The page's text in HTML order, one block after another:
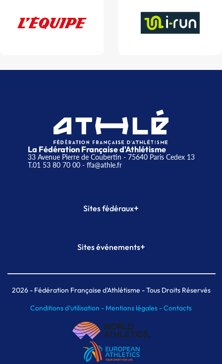
La Fédération Française d'Athlétisme
33 Avenue Pierre de Coubertin - 75640 Paris Cedex 13
T.01 53 80 70 00- ffa@athle.fr
Sites fédéraux+
Plateforme Formation
Sites événements+
Meeting de Paris indoor
MAIF Ekiden de Paris
2026- Fédération Française d'Athlétisme - Tous Droits Réservés
Conditions d'utilisation - Mentions légales -Contacts